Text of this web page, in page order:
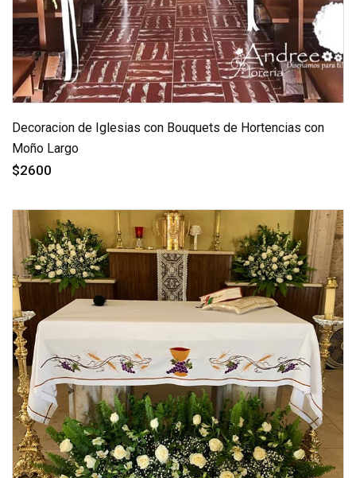
Decoracion de Iglesias con Bouquets de Hortencias con
Moño Largo
$2600